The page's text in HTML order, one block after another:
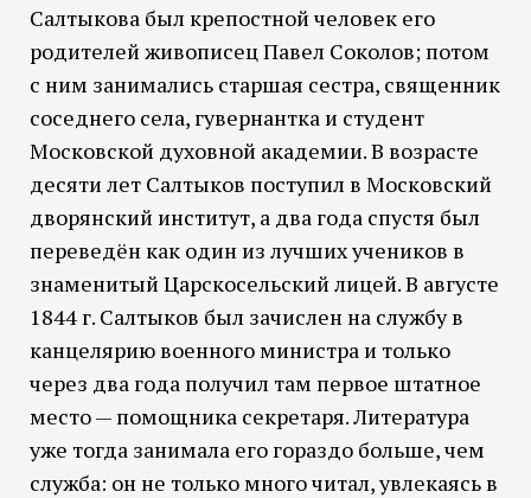
Салтыкова был крепостной человек его
родителей живописец Павел Соколов; потом
с ним занимались старшая сестра, священник
соседнего села, гувернантка и студент
Московской духовной академии. В возрасте
десяти лет Салтыков поступил в Московский
дворянский институт, а два года спустя был
переведён как один из лучших учеников в
знаменитый Царскосельский лицей. В августе
1844 г. Салтыков был зачислен на службу в
канцелярию военного министра и только
через два года получил там первое штатное
место — помощника секретаря. Литература
уже тогда занимала его гораздо больше, чем
служба: он не только много читал, увлекаясь в